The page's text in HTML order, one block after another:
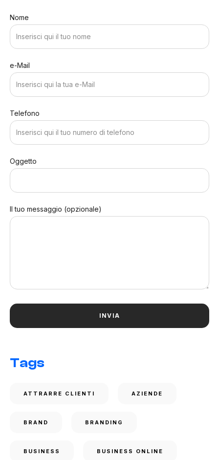
Nome
e-Mail
Telefono
Oggetto
Il tuo messaggio (opzionale)
Tags
ATTRARRE CLIENTI AZIENDE
BRAND BRANDING
BUSINESS BUSINESS ONLINE